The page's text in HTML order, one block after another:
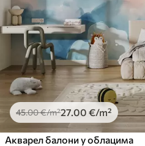
45.00€/m²27.00 €/m²
Акварел балони у облацима